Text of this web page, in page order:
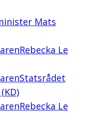
Mats
Rebecka Le
Statsrådet
Rebecka Le